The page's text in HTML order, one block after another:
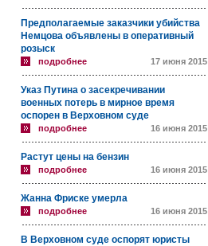
Предполагаемые заказчики убийства
Немцова объявлены в оперативный
розыск
подробнее 17 июня 2015
Указ Путина о засекречивании
военных потерь в мирное время
оспорен в Верховном суде
подробнее 16 июня 2015
Растут цены на бензин
подробнее 16 июня 2015
Жанна Фриске умерла
подробнее 16 июня 2015
В Верховном суде оспорят юристы